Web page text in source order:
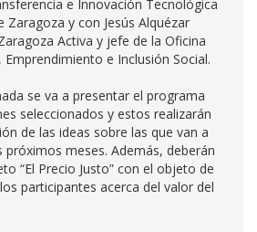
e Innovación Tecnológica
Zaragoza y con Jesús Alquézar
Activa y jefe de la Oficina
Emprendimiento e Inclusión Social.
se va a presentar el programa
seleccionados y estos realizarán
de las ideas sobre las que van a
meses. Además, deberán
“El Precio Justo” con el objeto de
participantes acerca del valor del